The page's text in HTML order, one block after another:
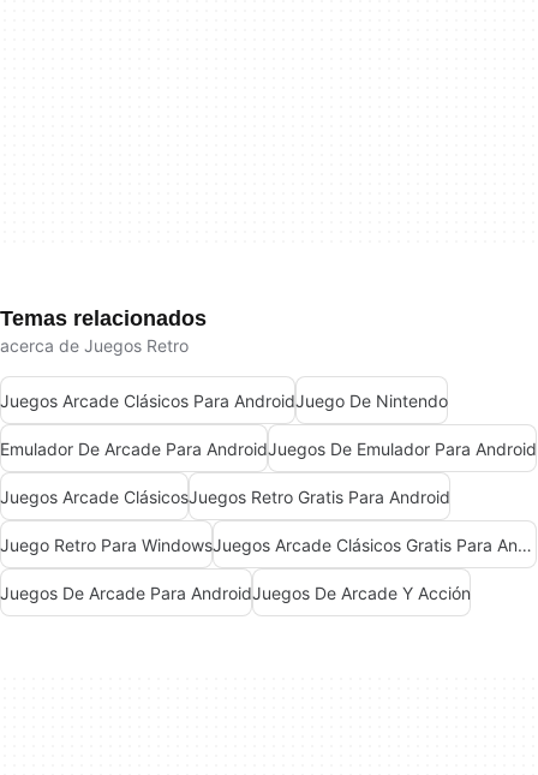
Temas relacionados
acerca de Juegos Retro
Juegos Arcade Clásicos Para AndroidJuego De Nintendo
Emulador De Arcade Para AndroidJuegos De Emulador Para Android
Juegos Arcade ClásicosJuegos Retro Gratis Para Android
Juego Retro Para Windows Juegos Arcade Clásicos Gratis Para Android
Juegos De Arcade Para AndroidJuegos De Arcade Y Acción